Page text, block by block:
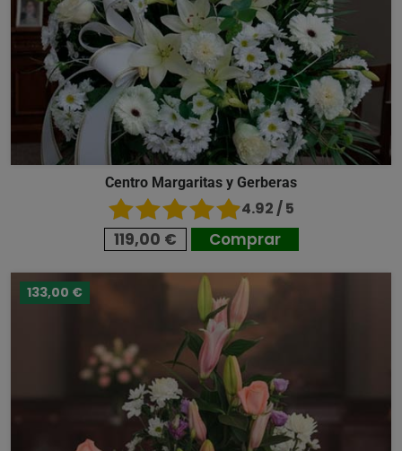
Centro Margaritas y Gerberas
4.92 / 5
119,00 € Comprar
133,00 €